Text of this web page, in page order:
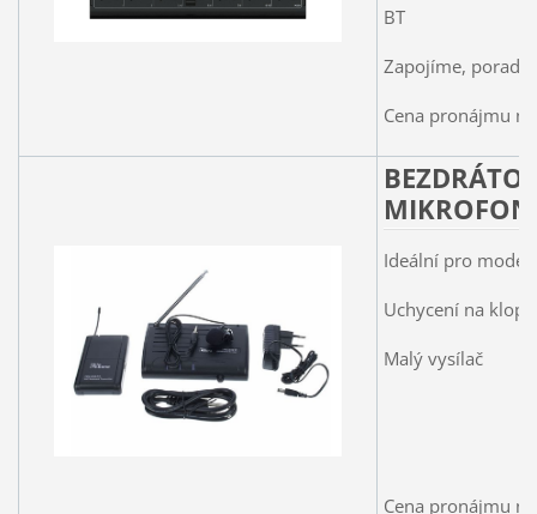
BT
Zapojíme,
Cena pronájmu
MIKROFON
Ideální pro
Uchycení na
Malý vysílač
Cena pronájmu